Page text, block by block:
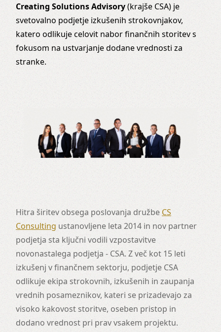
Creating Solutions Advisory(krajše CSA) je
svetovalno podjetje izkušenih strokovnjakov,
katero odlikuje celovit nabor finančnih storitev s
fokusom na ustvarjanje dodane vrednosti za
stranke.
Hitra širitev obsega poslovanja družbe CS
Consulting ustanovljene leta 2014 in nov partner
podjetja sta ključni vodili vzpostavitve
novonastalega podjetja - CSA. Z več kot 15 leti
izkušenj v finančnem sektorju, podjetje CSA
odlikuje ekipa strokovnih, izkušenih in zaupanja
vrednih posameznikov, kateri se prizadevajo za
visoko kakovost storitve, oseben pristop in
dodano vrednost pri prav vsakem projektu.